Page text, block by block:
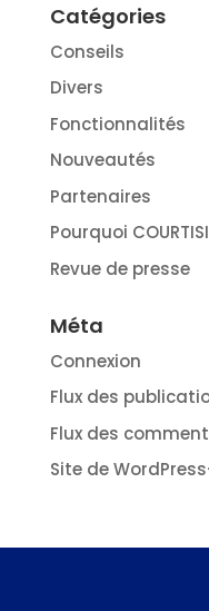
Catégories
Conseils
Divers
Fonctionnalités
Nouveautés
Partenaires
Pourquoi
Revue de presse
Méta
Connexion
Flux des
Flux des
Site de